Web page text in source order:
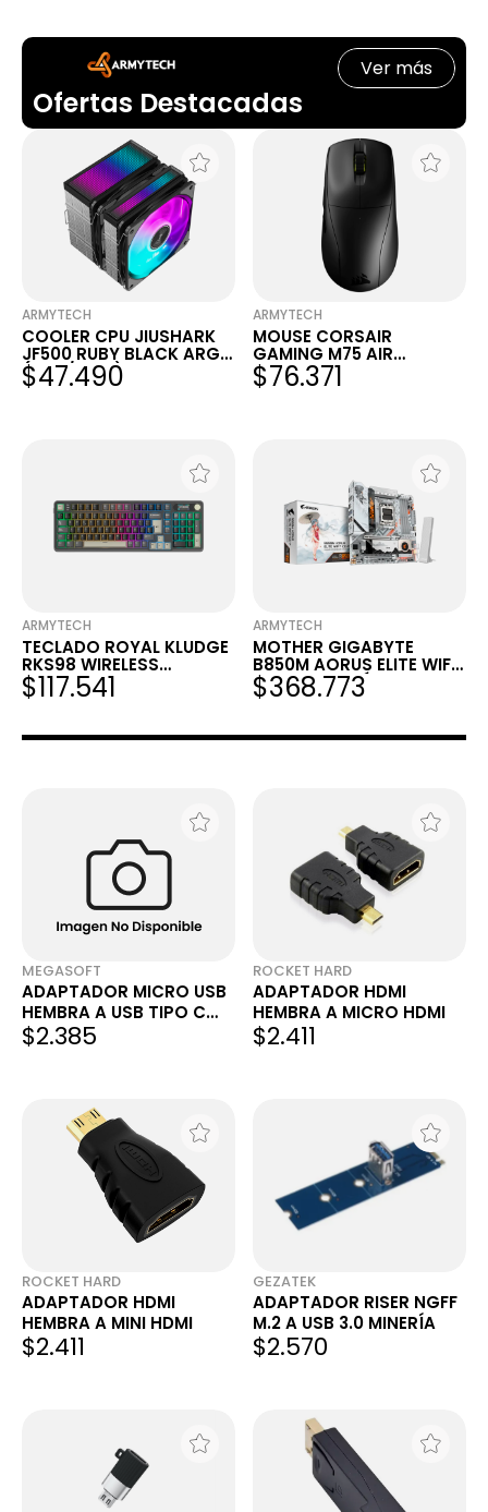
MEGASOFT
ADAPTADOR MICRO USB
HEMBRA A USB TIPO C
MACHO CABALLITO
$2.385
ROCKET HARD
ADAPTADOR HDMI
HEMBRA A MICRO HDMI
$2.411
ROCKET HARD
ADAPTADOR HDMI
HEMBRA A MINI HDMI
$2.411
GEZATEK
ADAPTADOR RISER NGFF
M.2 A USB 3.0 MINERÍA
$2.570
Ofertas Destacadas
Ver más
ARMYTECH
COOLER CPU JIUSHARK
JF500 RUBY BLACK ARGB
(1851 / AM5) 265W
$47.490
ARMYTECH
MOUSE CORSAIR
GAMING M75 AIR
WIRELESS ULTRA WEIGHT
BLACK
$76.371
ARMYTECH
TECLADO ROYAL KLUDGE
RKS98 WIRELESS
PHANTOM SWITCH
CHARTREUSE 96%
$117.541
ARMYTECH
MOTHER GIGABYTE
B850M AORUS ELITE WIFI
7 ICE-P EDICIÓN
LIMITADA
$368.773